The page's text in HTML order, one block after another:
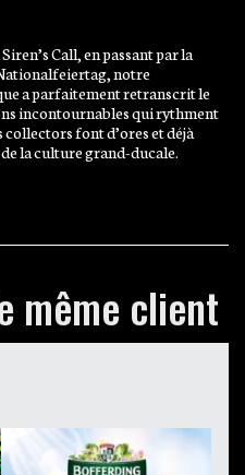
Call, en passant par la
notre
a parfaitement retranscrit le
incontournables qui rythment
collectors font d’ores et déjà
la culture grand-ducale.
même client